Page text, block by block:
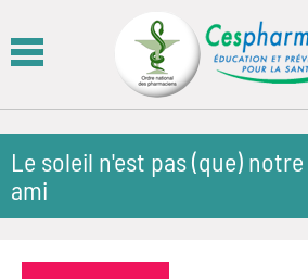
Le soleil n'est pas (que) notre
ami